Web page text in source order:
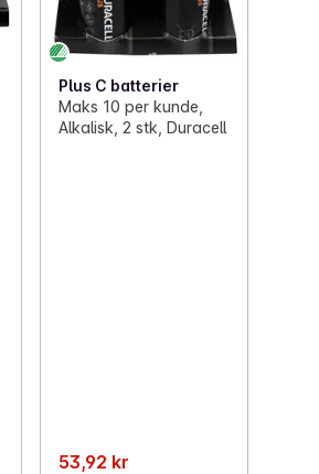
Plus C batterier
Maks 10 per kunde,
Alkalisk, 2 stk, Duracell
53,92 kr